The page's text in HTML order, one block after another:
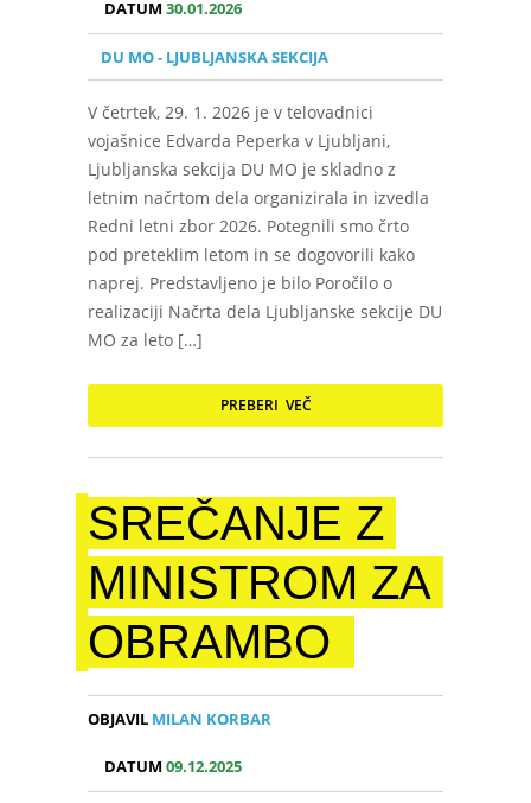
DATUM30.01.2026
DU MO - LJUBLJANSKA SEKCIJA
V četrtek, 29. 1. 2026 je v telovadnici
vojašnice Edvarda Peperka v Ljubljani,
Ljubljanska sekcija DU MO je skladno z
letnim načrtom dela organizirala in izvedla
Redni letni zbor 2026. Potegnili smo črto
pod preteklim letom in se dogovorili kako
naprej. Predstavljeno je bilo Poročilo o
realizaciji Načrta dela Ljubljanske sekcije DU
MO za leto […]
PREBERI VEČ
SREČANJE Z
MINISTROM ZA
OBRAMBO
OBJAVIL MILAN KORBAR
DATUM09.12.2025